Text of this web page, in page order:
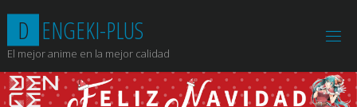
contenido
D ENGEKI-PLUS
El mejor anime en la mejor calidad